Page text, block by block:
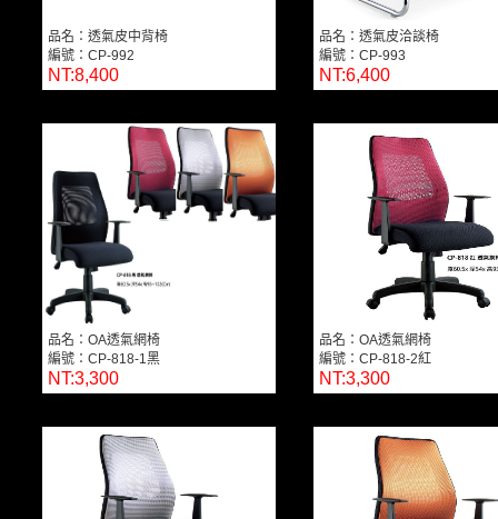
品名：透氣皮中背椅
編號：CP-992
NT:8,400
品名：透氣皮洽談椅
編號：CP-993
NT:6,400
品名：OA透氣網椅
編號：CP-818-1黑
NT:3,300
品名：OA透氣網椅
編號：CP-818-2紅
NT:3,300